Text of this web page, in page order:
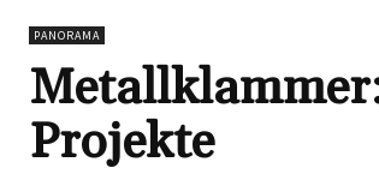
PANORAMA
Projekte